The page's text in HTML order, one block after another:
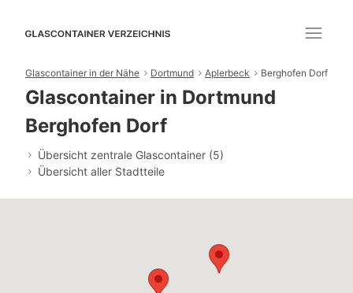
Glascontainer in der Nähe Dortmund Aplerbeck Berghofen Dorf
Glascontainer in Dortmund
Berghofen Dorf
Übersicht zentrale Glascontainer (5)
Übersicht aller Stadtteile